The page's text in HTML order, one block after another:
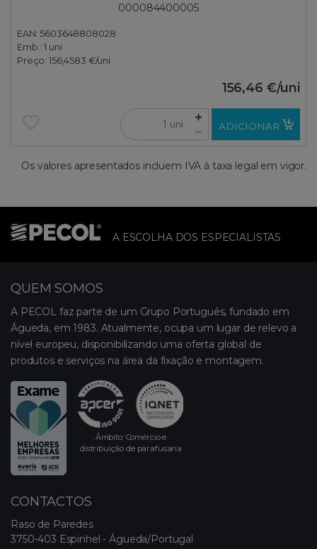
000084400005
EAN: 5603648808028
Emb.:1 uni
Preço: 156,4583 €/uni
156,46 €/uni
uni ADICIONAR
Os valores apresentados incluem IVA à taxa legal em vigor.
A ESCOLHA DOS ESPECIALISTAS
QUEM SOMOS
A PECOL faz parte de um Grupo Português, fundado em
Águeda, em 1983. Atualmente, ocupa um lugar de relevo a
nível europeu, disponibilizando uma oferta global de
produtos e serviços na área da fixação e montagem.
Âmbito: Comércio e
distribuição de parafusaria
CONTACTOS
Raso de Paredes
3750-403 Espinhel - Águeda/Portugal